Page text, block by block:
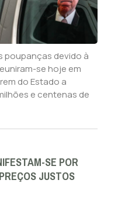
poupanças devido à
se hoje em
do Estado a
e centenas de
SE POR
JUSTOS